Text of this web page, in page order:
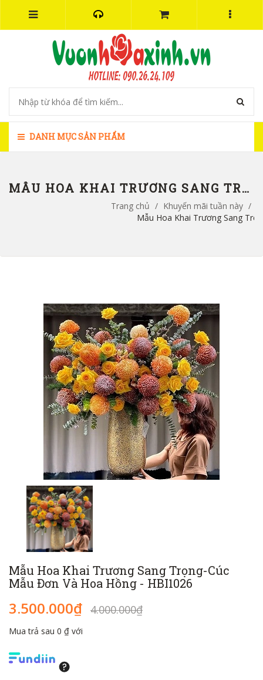
DANH MỤC SẢN PHẨM
MẪU HOA KHAI TRƯƠNG SANG TRỌNG-CÚC MẪU ĐƠN VÀ HOA HỒNG - HBI1026
Trang chủ / Khuyến mãi tuần này /
Mẫu Hoa Khai Trương Sang
Mẫu Hoa Khai Trương Sang Trọng-Cúc
Mẫu Đơn Và Hoa Hồng - HBI1026
3.500.000₫ 4.000.000₫
Mua trả sau 0 ₫ với